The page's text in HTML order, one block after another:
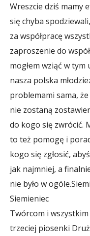
Wreszcie dziś mamy
się chyba
za współpracę
zaproszenie do
mogłem wziąć w
nasza polska
problemami sama, że
nie zostaną
do kogo się zwrócić.
to też pomogę i
kogo się zgłosić,
jak najmniej, a
nie było w ogóle.
Siemieniec
Twórcom i
trzeciej piosenki